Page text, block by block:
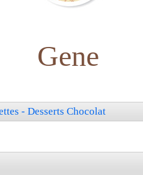
Gene
- Desserts Chocolat